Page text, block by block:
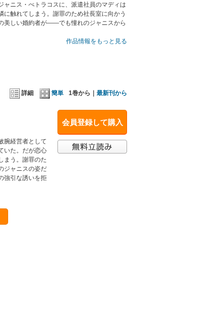
ニス・ぺトラコスに、派遣社員のマディは
触れてしまう。謝罪のため社長室に向かう
美しい婚約者が――でも憧れのジャニスから
作品情報をもっと見る
詳細 簡単 1巻から｜ 最新刊から
会員登録して購入
腕経営者として
いた。だが恋心
まう。謝罪のた
ジャニスの姿だ
強引な誘いを拒